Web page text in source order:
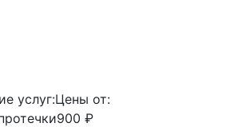
услуг:Цены от:
900 ₽